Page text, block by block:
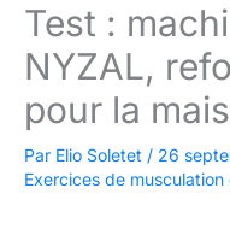
Test :
NYZAL,
pour la
Par Elio Soletet / 26
Exercices de